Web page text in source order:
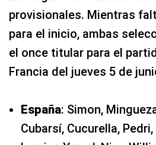
España: Simon,
Cubarsí, Cucurella,
Lamine Yamal, Nico
Saliba, Hernández,
Dembélé, Olise, Barcola